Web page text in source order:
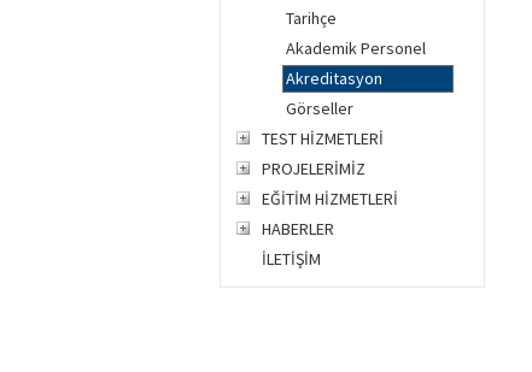
Tarihçe
Akademik Personel
Akreditasyon
Görseller
TEST HİZMETLERİ
PROJELERİMİZ
EĞİTİM HİZMETLERİ
HABERLER
İLETİŞİM